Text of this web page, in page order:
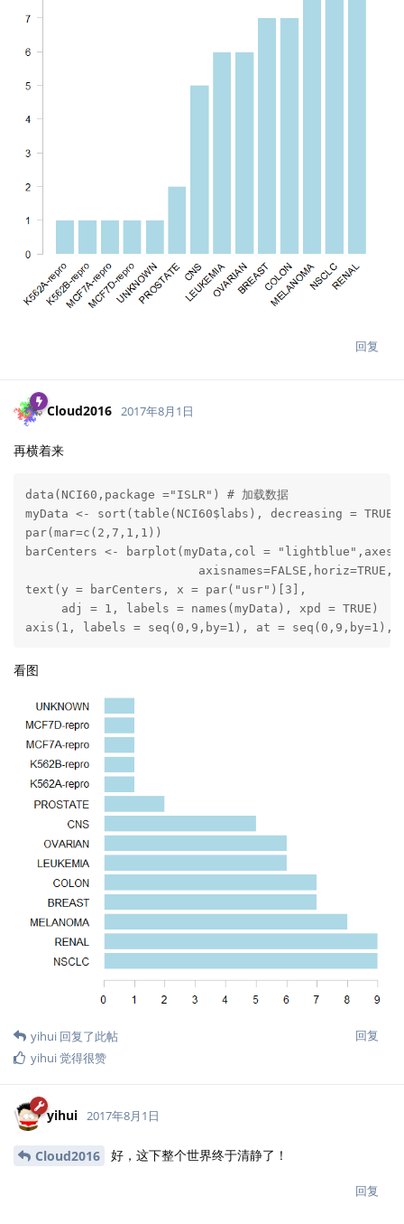
回复
Cloud2016 2017年8月1日
再横着来
data(NCI60,package ="ISLR") # 加载数据
myData <- sort(table(NCI60$labs), decreasing = TRUE)
par(mar=c(2,7,1,1))
barCenters <- barplot(myData,col = "lightblue",axes =
text(y = barCenters, x = par("usr")[3],
     adj = 1, labels = names(myData), xpd = TRUE)
axis(1, labels = seq(0,9,by=1), at =
看图
回复
yihui 回复了此帖
yihui觉得很赞
yihui 2017年8月1日
Cloud2016 好，这下整个世界终于清静了！
回复